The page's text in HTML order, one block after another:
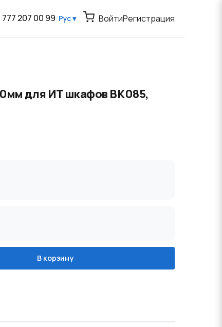
777 207 00 99 Рус ▾ ВойтиРегистрация
для ИТ шкафов BK085,
В корзину